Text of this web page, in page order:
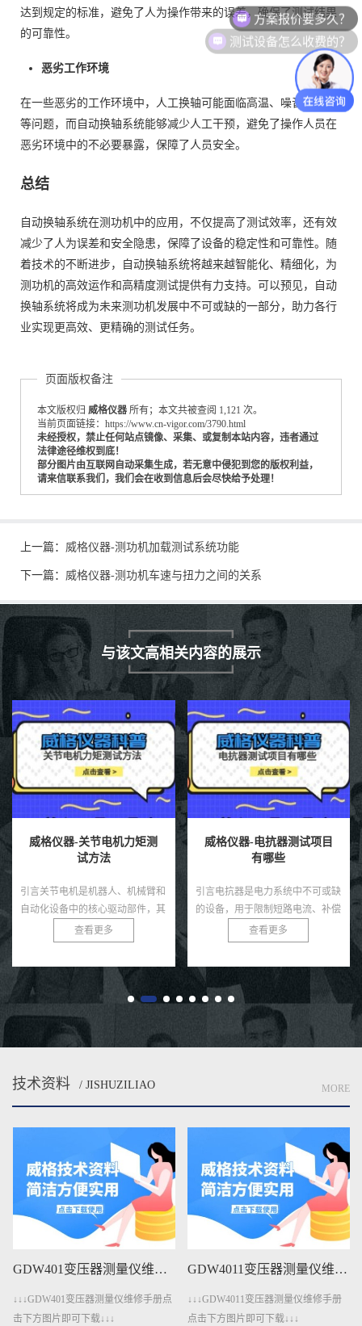
达到规定的标准，避免了人为操作带来的误差，确保了测试结果
的可靠性。
恶劣工作环境
在一些恶劣的工作环境中，人工换轴可能面临高温、噪音、粉尘
等问题，而自动换轴系统能够减少人工干预，避免了操作人员在
恶劣环境中的不必要暴露，保障了人员安全。
总结
自动换轴系统在测功机中的应用，不仅提高了测试效率，还有效
减少了人为误差和安全隐患，保障了设备的稳定性和可靠性。随
着技术的不断进步，自动换轴系统将越来越智能化、精细化，为
测功机的高效运作和高精度测试提供有力支持。可以预见，自动
换轴系统将成为未来测功机发展中不可或缺的一部分，助力各行
业实现更高效、更精确的测试任务。
页面版权备注
本文版权归 威格仪器 所有；本文共被查阅 1,121 次。
当前页面链接：https://www.cn-vigor.com/3790.html
未经授权，禁止任何站点镜像、采集、或复制本站内容，违者通过
法律途径维权到底！
部分图片由互联网自动采集生成，若无意中侵犯到您的版权利益，
请来信联系我们，我们会在收到信息后会尽快给予处理！
上一篇： 威格仪器-测功机加载测试系统功能
下一篇： 威格仪器-测功机车速与扭力之间的关系
与该文高相关内容的展示
威格仪器-关节电机力矩测
试方法
引言关节电机是机器人、机械臂和
自动化设备中的核心驱动部件，其
力矩输出直接决定了系统的运动精
度、负载能力和稳定性。无论是工
查看更多
威格仪器-电抗器测试项目
有哪些
引言电抗器是电力系统中不可或缺
的设备，用于限制短路电流、补偿
无功功率和滤除谐波，广泛应用于
变电站、输配电网络和工业电力系
压、...
查看更多
技术资料 / JISHUZILIAO MORE
GDW401变压器测量仪维修手册下载
↓↓↓GDW401变压器测量仪维修手册点
击下方图片即可下载↓↓↓
GDW4011变压器测量仪维修手册下载
↓↓↓GDW4011变压器测量仪维修手册
点击下方图片即可下载↓↓↓
测试设备怎么收费的？